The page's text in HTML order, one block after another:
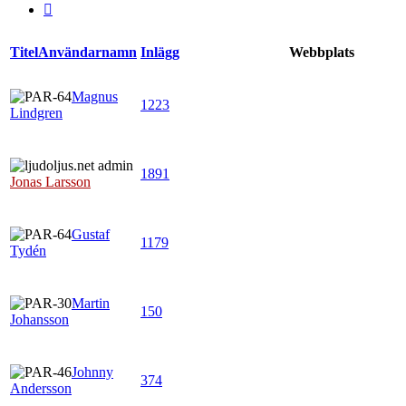
TitelAnvändarnamn Inlägg Webbplats
Magnus
Lindgren
1223
Jonas Larsson
1891
Gustaf
Tydén
1179
Martin
Johansson
150
Johnny
Andersson
374